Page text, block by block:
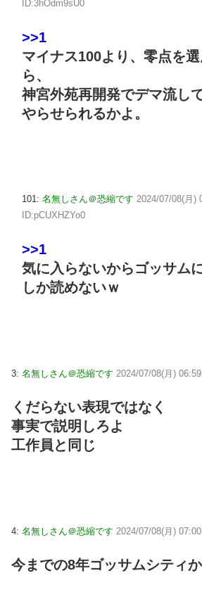
ID:3hOdm9sU0
>>1
マイナス100より、零点を
ら、
神宮外苑再開発でデマ流し
やらせられるかよ。
101: 名無しさん＠恐縮です 2024/07/08(月)
ID:pCUXHZYo0
>>1
気に入らないからゴッサム
しか読めないｗ
3: 名無しさん＠恐縮です 2024/07/08(月)
くだらない表現ではなく
事実で説明しろよ
工作員と同じ
4: 名無しさん＠恐縮です 2024/07/08(月)
今までの8年ゴッサムシティか